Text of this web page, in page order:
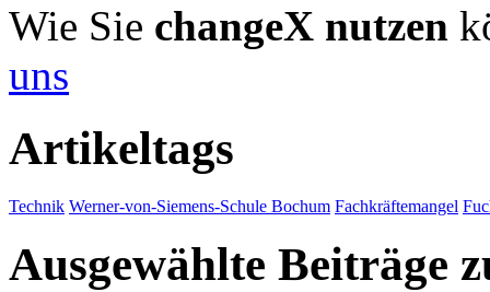
Wie Sie changeX nutzen
uns
Artikeltags
Technik Werner-von-Siemens-Schule Bochum Fachkräftemangel
Ausgewählte Beiträge